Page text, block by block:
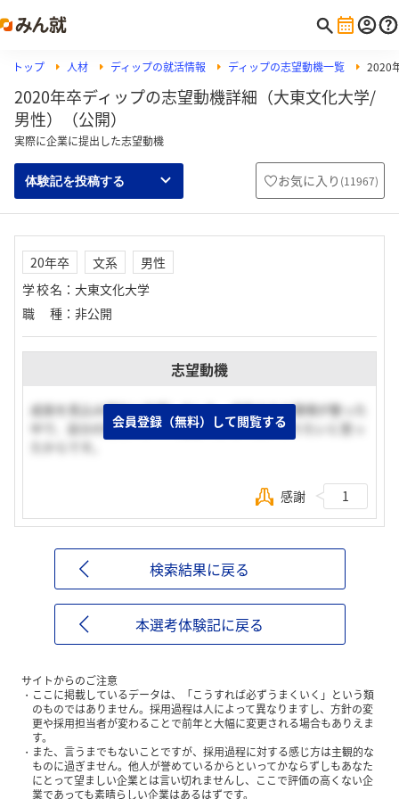
トップ 人材 ディップの就活情報 ディップの志望動機一覧 2020
2020年卒ディップの志望動機詳細（大東文化大学/
男性）（公開）
実際に企業に提出した志望動機
体験記を投稿する お気に入り (11967)
20年卒 文系
男性
学校名 ： 大東文化大学
職種 ： 非公開
志望動機
成長を見込み御社に志望しました。成長できる環境が整った
中で、自分の努力によって活躍できる人材になりたいと思っ
たからです。
会員登録（無料）して閲覧する
感謝 1
検索結果に戻る
本選考体験記に戻る
サイトからのご注意
ここに掲載しているデータは、「こうすれば必ずうまくいく」という類
のものではありません。採用過程は人によって異なりますし、方針の変
更や採用担当者が変わることで前年と大幅に変更される場合もありえま
す。
また、言うまでもないことですが、採用過程に対する感じ方は主観的な
ものに過ぎません。他人が誉めているからといってかならずしもあなた
にとって望ましい企業とは言い切れませんし、ここで評価の高くない企
業であっても素晴らしい企業はあるはずです。